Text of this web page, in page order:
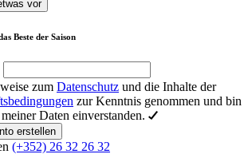
vor
Beste der Saison
zum Datenschutz und die Inhalte der
zur Kenntnis genommen und bin
Daten einverstanden.
erstellen
(+352) 26 32 26 32